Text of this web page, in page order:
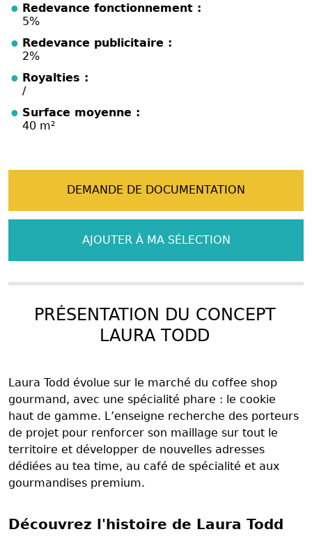
Redevance fonctionnement :
5%
Redevance publicitaire :
2%
Royalties :
/
Surface moyenne :
40 m²
DEMANDE DE DOCUMENTATION
AJOUTER À MA SÉLECTION
PRÉSENTATION DU CONCEPT
LAURA TODD
Laura Todd évolue sur le marché du coffee shop
gourmand, avec une spécialité phare : le cookie
haut de gamme. L’enseigne recherche des porteurs
de projet pour renforcer son maillage sur tout le
territoire et développer de nouvelles adresses
dédiées au tea time, au café de spécialité et aux
gourmandises premium.
Découvrez l'histoire de Laura Todd